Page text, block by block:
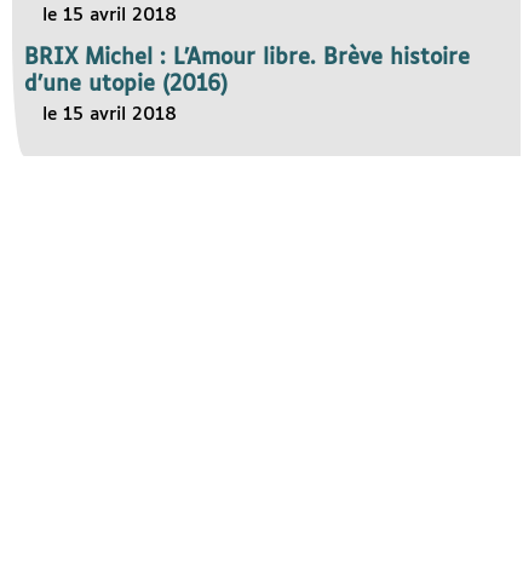
le 15 avril 2018
BRIX Michel : L’Amour libre. Brève histoire
d’une utopie (2016)
le 15 avril 2018